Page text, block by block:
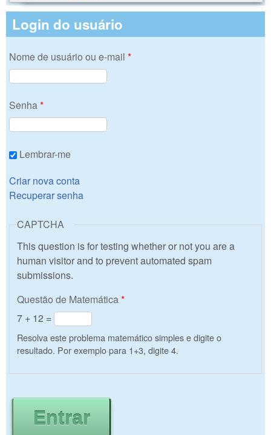
Login do usuário
Nome de usuário ou e-mail *
Senha*
Lembrar-me
Criar nova conta
Recuperar senha
CAPTCHA
This question is for testing whether or not you are a
human visitor and to prevent automated spam
submissions.
Questão de Matemática*
7 + 12 =
Resolva este problema matemático simples e digite o
resultado. Por exemplo para 1+3, digite 4.